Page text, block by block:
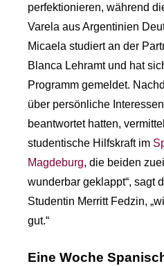
perfektionieren, während
Varela aus Argentinien
Micaela studiert an der
Blanca Lehramt und hat
Programm gemeldet.
über persönliche
beantwortet hatten,
studentische Hilfskraft im
Magdeburg, die beiden
wunderbar geklappt“, sagt
Studentin Merritt Fedzin,
gut.“
Eine Woche